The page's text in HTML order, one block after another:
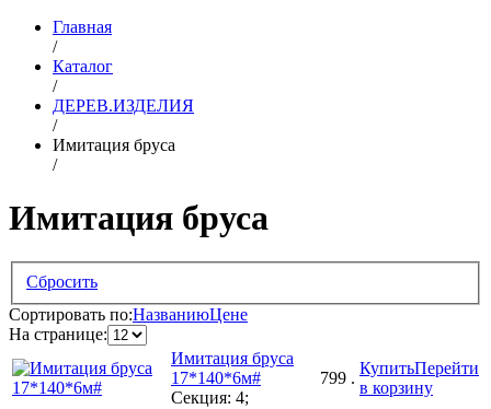
Главная
/
Каталог
/
ДЕРЕВ.ИЗДЕЛИЯ
/
Имитация бруса
/
Имитация бруса
Сбросить
Сортировать по:НазваниюЦене
На странице:
Имитация бруса
17*140*6м#
Секция: 4;
799 .
КупитьПерейти
в корзину